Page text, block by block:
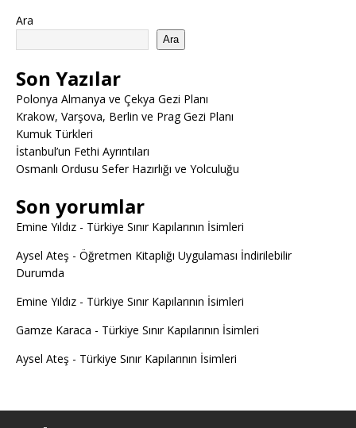
Ara
Ara
Son Yazılar
Polonya Almanya ve Çekya Gezi Planı
Krakow, Varşova, Berlin ve Prag Gezi Planı
Kumuk Türkleri
İstanbul’un Fethi Ayrıntıları
Osmanlı Ordusu Sefer Hazırlığı ve Yolculuğu
Son yorumlar
Emine Yıldız - Türkiye Sınır Kapılarının İsimleri
Aysel Ateş - Öğretmen Kitaplığı Uygulaması İndirilebilir
Durumda
Emine Yıldız - Türkiye Sınır Kapılarının İsimleri
Gamze Karaca - Türkiye Sınır Kapılarının İsimleri
Aysel Ateş - Türkiye Sınır Kapılarının İsimleri